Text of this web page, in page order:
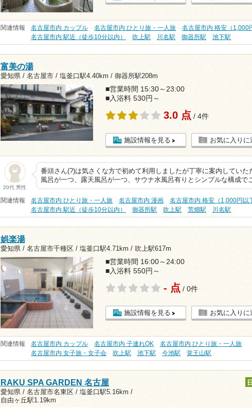
関連情報 名古屋市内 カップル 名古屋市内 ひとり旅・一人旅
名古屋市内 格安（1,000
名古屋市内 駅近（徒歩10分以内）
吹上駅 川名駅 御器所駅 池下駅
富美の湯
愛知県 / 名古屋市 / 塩釜口駅4.40km / 御器所駅208m
■営業時間 15:30～23:00
■入浴料 530円～
3.0 点 / 4件
施設情報を見る お気に入りに
20代 男性
番頭さん(?)は気さくな方で初めて利用しましたが丁寧に案内していた
風呂が一つ、露天風呂が一つ、サウナ水風呂有りとシンプルな構成
関連情報 名古屋市内 ひとり旅・一人旅 名古屋市内 漫画
名古屋市内 格安（1,000円以
名古屋市内 駅近（徒歩10分以内）
御器所駅 吹上駅 荒畑駅 川名駅
娯楽湯
愛知県 / 名古屋市千種区 / 塩釜口駅4.71km / 吹上駅617m
■営業時間 16:00～24:00
■入浴料 550円～
- 点 / 0件
施設情報を見る お気に入りに
関連情報 名古屋市内 カップル 名古屋市内 子連れOK
名古屋市内 ひとり旅・一人旅
名古屋市内 女子旅・女子会
吹上駅 池下駅 今池駅 覚王山駅
RAKU SPA GARDEN 名古屋
愛知県 / 名古屋市名東区 / 塩釜口駅5.16km /
自由ヶ丘駅1.19km